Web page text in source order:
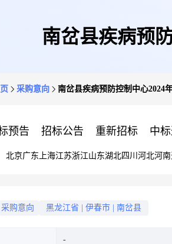
南岔县疾病预
采购意向 南岔县疾病预防控制中心2024
预告 招标公告 重新招标 中
北京广东 上海江苏浙江山东湖北四川 河北河南
采购意向 黑龙江省 伊春市 南岔县